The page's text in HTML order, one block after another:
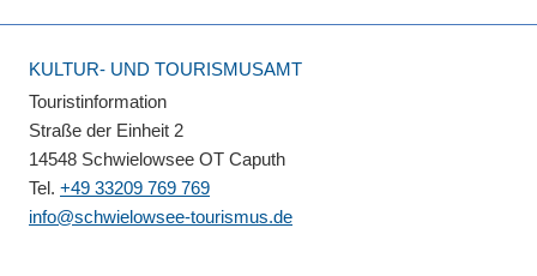
KULTUR- UND TOURISMUSAMT
Touristinformation
Straße der Einheit 2
14548 Schwielowsee OT Caputh
Tel. +49 33209 769 769
info@schwielowsee-tourismus.de